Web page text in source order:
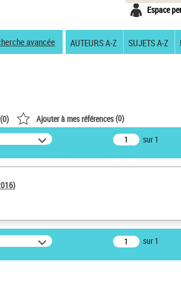
Espace
avancée AUTEURS A-Z SUJETS A-Z
0) Ajouter à mes références(0)
sur 1
sur 1